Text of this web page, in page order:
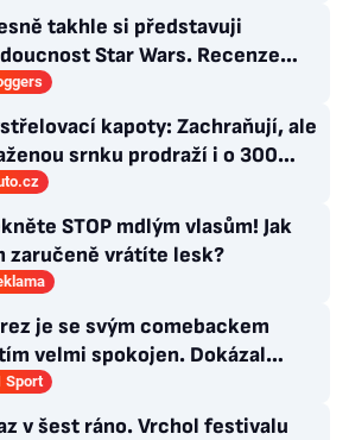
takhle si představuji
Star Wars. Recenze
Wars: The Ninth Jedi
kapoty: Zachraňují, ale
srnku prodraží i o 300
STOP mdlým vlasům! Jak
zaručeně vrátíte lesk?
je se svým comebackem
velmi spokojen. Dokázal
že stále patřím k nejlepším,
Sport
v šest ráno. Vrchol festivalu